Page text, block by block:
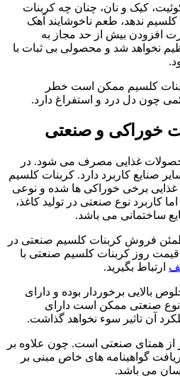
کیک و نان، چنان چه کربنات
ندهد، طعم ناخوشایند آهک
افزودن بیش از حد مجاز به
نخواهد شد و محصولی بی ثبات با
کلسیم ممکن است خطر
چون دل درد و استفراغ دارد.
خوراکی و صنعتی
غذایی مصرف می شود. در
صنایع کاربرد دارد. کربنات کلسیم
برخی خوراکی ها شده و نوعی
کاربرد نوع صنعتی در تولید کاغذ،
ساختمانی می باشد.
فروش کربنات کلسیم صنعتی در
قیمت روز کربنات کلسیم صنعتی با
ارتباط بگیرید.
بالایی برخوردار بوده و دارای
نوع صنعتی ممکن است دارای
آن تاثیر سوء نخواهد گذاشت.
از همتای صنعتی است. چون علاوه بر
گواهینامه های خاص مبنی بر
می باشد.